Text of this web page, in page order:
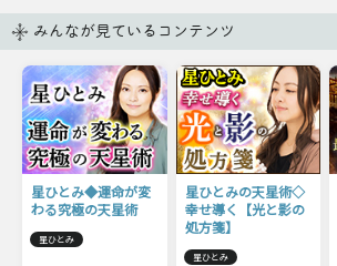
みんなが見ているコンテンツ
星ひとみ◆運命が変
わる究極の天星術
星ひとみ
星ひとみの天星術◇
幸せ導く【光と影の
処方箋】
星ひとみ